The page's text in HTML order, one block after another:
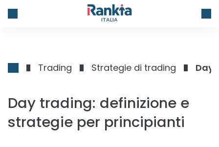
ITALIA
Trading Strategie di trading Day
Day trading: definizione e
strategie per principianti